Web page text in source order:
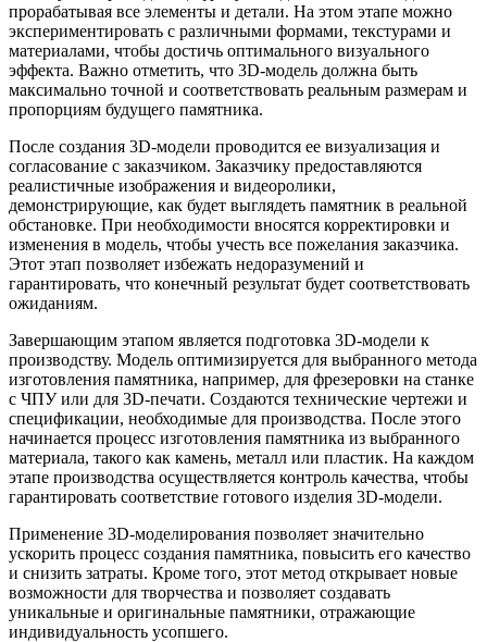
прорабатывая все элементы и детали. На этом этапе можно
экспериментировать с различными формами, текстурами и
материалами, чтобы достичь оптимального визуального
эффекта. Важно отметить, что 3D-модель должна быть
максимально точной и соответствовать реальным размерам и
пропорциям будущего памятника.
После создания 3D-модели проводится ее визуализация и
согласование с заказчиком. Заказчику предоставляются
реалистичные изображения и видеоролики,
демонстрирующие, как будет выглядеть памятник в реальной
обстановке. При необходимости вносятся корректировки и
изменения в модель, чтобы учесть все пожелания заказчика.
Этот этап позволяет избежать недоразумений и
гарантировать, что конечный результат будет соответствовать
ожиданиям.
Завершающим этапом является подготовка 3D-модели к
производству. Модель оптимизируется для выбранного метода
изготовления памятника, например, для фрезеровки на станке
с ЧПУ или для 3D-печати. Создаются технические чертежи и
спецификации, необходимые для производства. После этого
начинается процесс изготовления памятника из выбранного
материала, такого как камень, металл или пластик. На каждом
этапе производства осуществляется контроль качества, чтобы
гарантировать соответствие готового изделия 3D-модели.
Применение 3D-моделирования позволяет значительно
ускорить процесс создания памятника, повысить его качество
и снизить затраты. Кроме того, этот метод открывает новые
возможности для творчества и позволяет создавать
уникальные и оригинальные памятники, отражающие
индивидуальность усопшего.